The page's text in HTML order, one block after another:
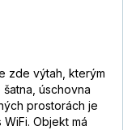
zde výtah, kterým
úschovna
prostorách je
Objekt má